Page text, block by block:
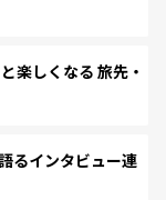
楽しくなる 旅先・
るインタビュー連